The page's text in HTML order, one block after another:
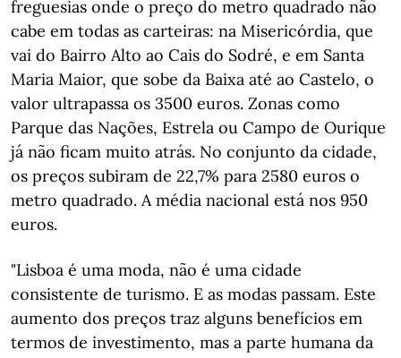
freguesias onde o preço do metro quadrado não
cabe em todas as carteiras: na Misericórdia, que
vai do Bairro Alto ao Cais do Sodré, e em Santa
Maria Maior, que sobe da Baixa até ao Castelo, o
valor ultrapassa os 3500 euros. Zonas como
Parque das Nações, Estrela ou Campo de Ourique
já não ficam muito atrás. No conjunto da cidade,
os preços subiram de 22,7% para 2580 euros o
metro quadrado. A média nacional está nos 950
euros.
"Lisboa é uma moda, não é uma cidade
consistente de turismo. E as modas passam. Este
aumento dos preços traz alguns benefícios em
termos de investimento, mas a parte humana da